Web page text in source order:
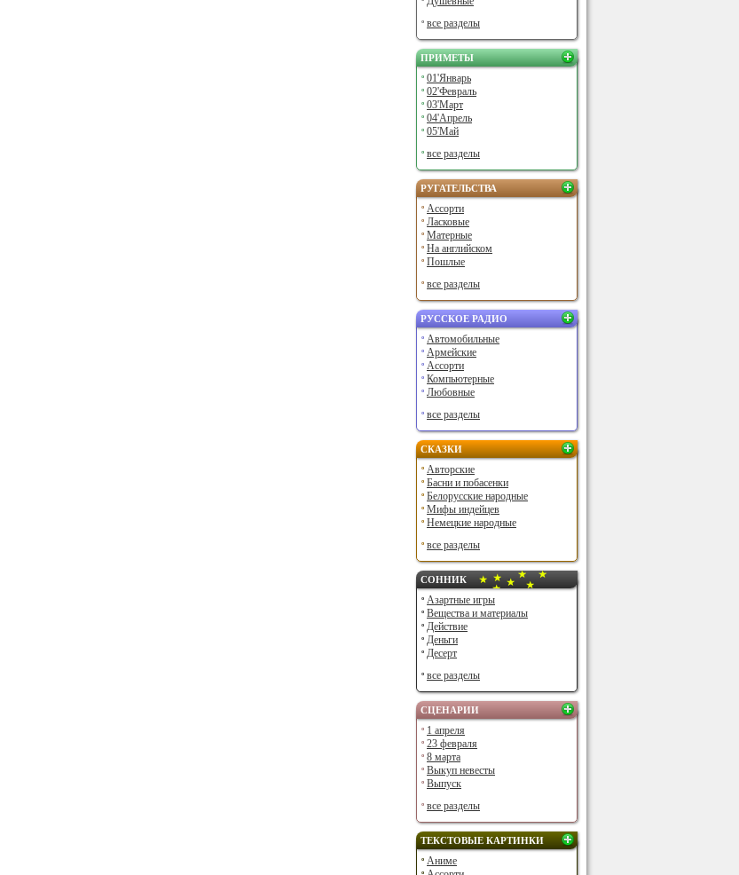
все разделы
ПРИМЕТЫ
01'Январь
02'Февраль
03'Март
04'Апрель
05'Май
все разделы
РУГАТЕЛЬСТВА
Ассорти
Ласковые
Матерные
На английском
Пошлые
все разделы
РУССКОЕ РАДИО
Автомобильные
Армейские
Ассорти
Компьютерные
Любовные
все разделы
СКАЗКИ
Авторские
Басни и побасенки
Белорусские народные
Мифы индейцев
Немецкие народные
все разделы
СОННИК
Азартные игры
Вещества и материалы
Действие
Деньги
Десерт
все разделы
СЦЕНАРИИ
1 апреля
23 февраля
8 марта
Выкуп невесты
Выпуск
все разделы
ТЕКСТОВЫЕ КАРТИНКИ
Аниме